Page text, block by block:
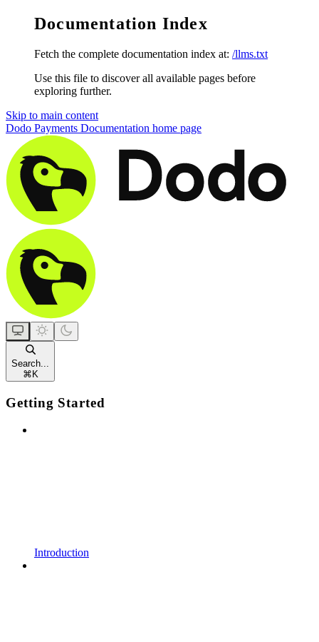
Documentation Index
Fetch the complete documentation index at: /llms.txt
Use this file to discover all available pages before
exploring further.
Skip to main content
Dodo Payments Documentation home page
Search...
⌘ K
Getting Started
Introduction